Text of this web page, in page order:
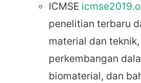
ICMSE
penelitian terbaru
material dan
perkembangan
biomaterial, dan